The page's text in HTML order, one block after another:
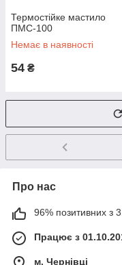
Термостійке мастило
ПМС-100
Немає в наявності
54 ₴
Про нас
96% позитивних з
Працює з
м. Чернівці